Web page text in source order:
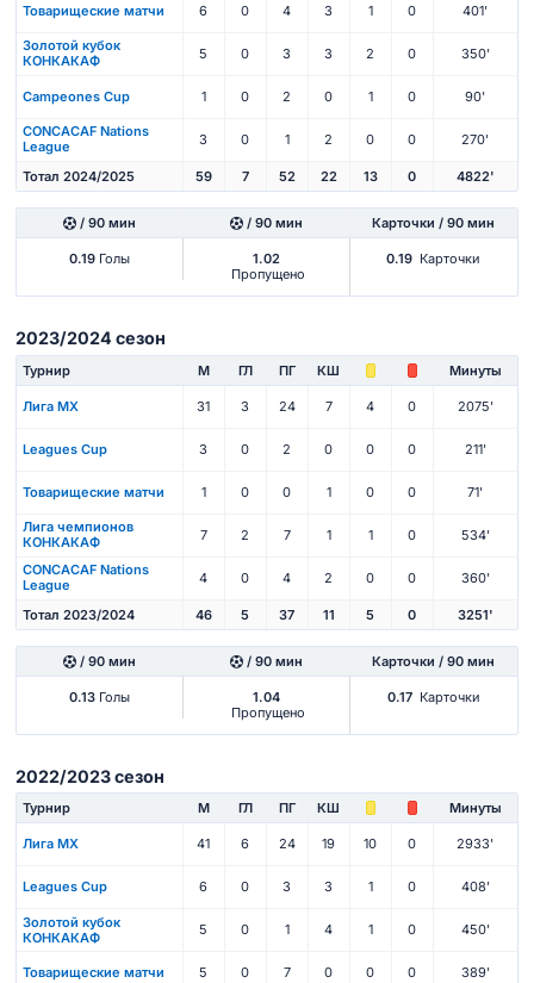
Товарищеские матчи 6 0 4 3 1 0 401'
Золотой кубок
КОНКАКАФ
5 0 3 3 2 0 350'
Campeones Cup 1 0 2 0 1 0 90'
CONCACAF Nations
League
3 0 1 2 0 0 270'
Тотал 2024/2025 59 7 52 22 13 0 4822'
/ 90 мин / 90 мин Карточки / 90 мин
0.19Голы
1.02
Пропущено
0.19 Карточки
2023/2024 сезон
Турнир М ГЛ ПГ КШ Минуты
Лига МХ 31 3 24 7 4 0 2075'
Leagues Cup 3 0 2 0 0 0 211'
Товарищеские матчи 1 0 0 1 0 0 71'
Лига чемпионов
КОНКАКАФ
7 2 7 1 1 0 534'
CONCACAF Nations
League
4 0 4 2 0 0 360'
Тотал 2023/2024 46 5 37 11 5 0 3251'
/ 90 мин / 90 мин Карточки / 90 мин
0.13Голы
1.04
Пропущено
0.17 Карточки
2022/2023 сезон
Турнир М ГЛ ПГ КШ Минуты
Лига МХ 41 6 24 19 10 0 2933'
Leagues Cup 6 0 3 3 1 0 408'
Золотой кубок
КОНКАКАФ
5 0 1 4 1 0 450'
Товарищеские матчи 5 0 7 0 0 0 389'